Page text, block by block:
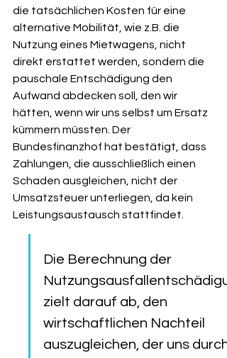
die tatsächlichen Kosten für eine
alternative Mobilität, wie z.B. die
Nutzung eines Mietwagens, nicht
direkt erstattet werden, sondern die
pauschale Entschädigung den
Aufwand abdecken soll, den wir
hätten, wenn wir uns selbst um Ersatz
kümmern müssten. Der
Bundesfinanzhof hat bestätigt, dass
Zahlungen, die ausschließlich einen
Schaden ausgleichen, nicht der
Umsatzsteuer unterliegen, da kein
Leistungsaustausch stattfindet.
Die Berechnung der
zielt darauf ab, den
wirtschaftlichen Nachteil
auszugleichen, der uns durch